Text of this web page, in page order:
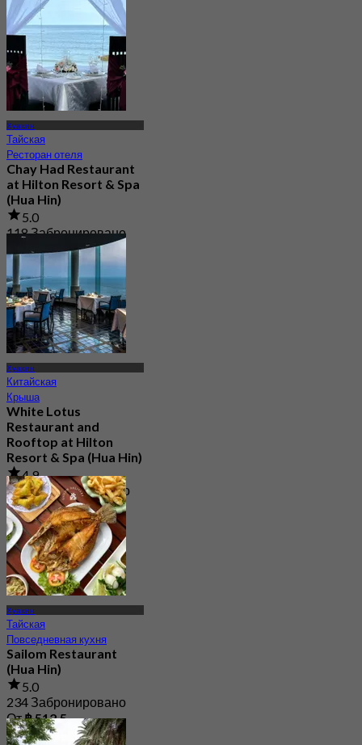
От ฿ 747.5
Хуахин
Тайская
Ресторан отеля
Chay Had Restaurant
at Hilton Resort & Spa
(Hua Hin)
5.0
118 Забронировано
฿ 2,250
Хуахин
Китайская
Крыша
White Lotus
Restaurant and
Rooftop at Hilton
Resort & Spa (Hua Hin)
4.9
3.3K Забронировано
От฿ 700
Хуахин
Тайская
Повседневная кухня
Sailom Restaurant
(Hua Hin)
5.0
234 Забронировано
От฿ 512.5